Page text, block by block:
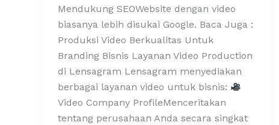
Mendukung SEOWebsite dengan video
biasanya lebih disukai Google. Baca Juga :
Produksi Video Berkualitas Untuk
Branding Bisnis Layanan Video Production
di Lensagram Lensagram menyediakan
berbagai layanan video untuk bisnis:
Video Company ProfileMenceritakan
tentang perusahaan Anda secara singkat